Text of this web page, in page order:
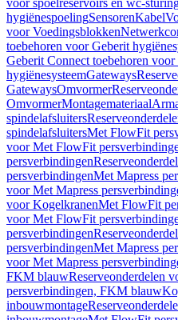
voor spoelreservoirs en wc-
hygiënespoelingSensorenKabel
voor Voedingsblokken
toebehoren voor Geberit
Geberit Connect toebehoren
hygiënesysteemGateways
GatewaysOmvormer
OmvormerMontagemateriaal
spindelafsluiters
spindelafsluitersMet FlowFit
voor Met FlowFit
persverbindingen
persverbindingenMet Mapress
voor Met Mapress
voor KogelkranenMet FlowFit
voor Met FlowFit
persverbindingen
persverbindingenMet Mapress
voor Met Mapress
FKM blauwReserveonderdelen
persverbindingen, FKM blauw
inbouwmontage